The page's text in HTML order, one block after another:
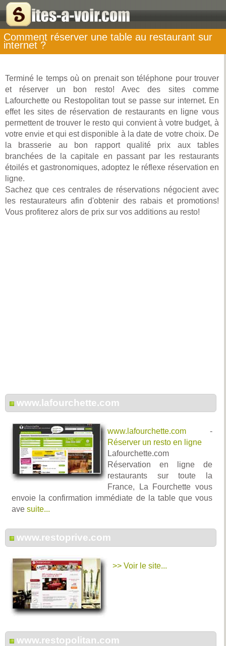
Comment réserver une table au restaurant sur
internet ?
Terminé le temps où on prenait son téléphone pour trouver
et réserver un bon resto! Avec des sites comme
Lafourchette ou Restopolitan tout se passe sur internet. En
effet les sites de réservation de restaurants en ligne vous
permettent de trouver le resto qui convient à votre budget, à
votre envie et qui est disponible à la date de votre choix. De
la brasserie au bon rapport qualité prix aux tables
branchées de la capitale en passant par les restaurants
étoilés et gastronomiques, adoptez le réflexe réservation en
ligne.
Sachez que ces centrales de réservations négocient avec
les restaurateurs afin d'obtenir des rabais et promotions!
Vous profiterez alors de prix sur vos additions au resto!
www.lafourchette.com
www.lafourchette.com -
Réserver un resto en ligne
Lafourchette.com
Réservation en ligne de
restaurants sur toute la
France, La Fourchette vous
envoie la confirmation immédiate de la table que vous
ave suite...
www.restoprive.com
>> Voir le site...
www.restopolitan.com